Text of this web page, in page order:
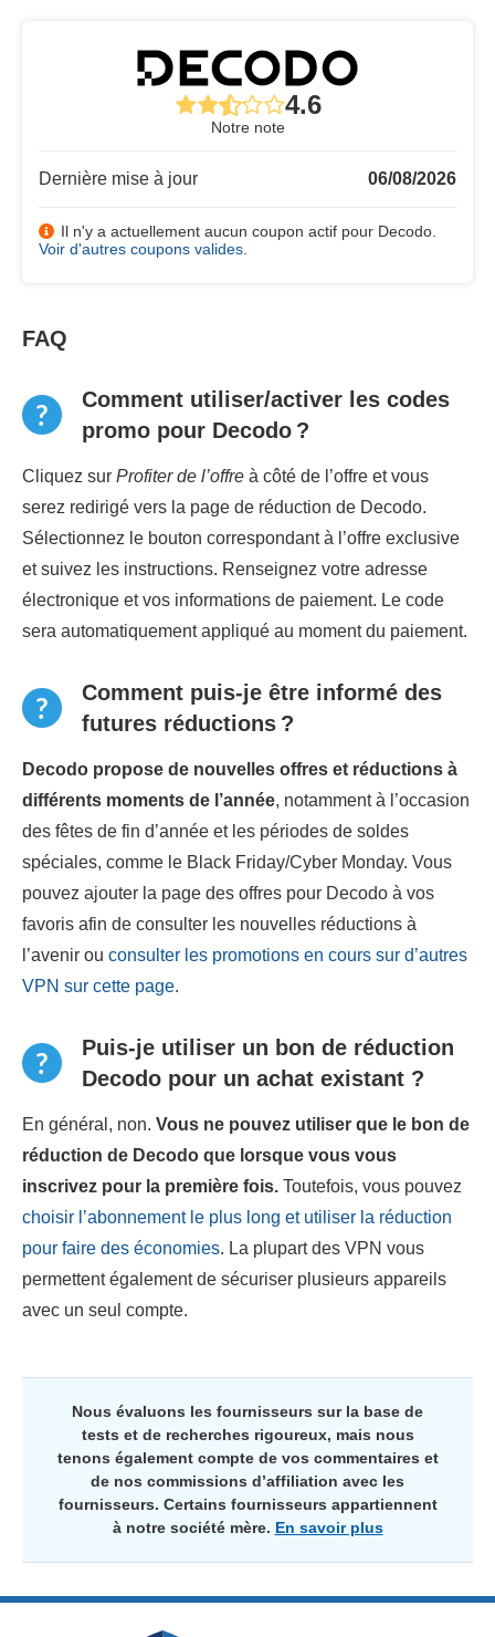
4.6
Notre note
Dernière mise à jour 06/08/2026
Il n'y a actuellement aucun coupon actif pour Decodo.
Voir d'autres coupons valides
FAQ
Comment utiliser/activer les codes
promo pour Decodo ?
Cliquez sur Profiter de l’offre à côté de l’offre et vous
serez redirigé vers la page de réduction de Decodo.
Sélectionnez le bouton correspondant à l’offre exclusive
et suivez les instructions. Renseignez votre adresse
électronique et vos informations de paiement. Le code
sera automatiquement appliqué au moment du paiement.
Comment puis-je être informé des
futures réductions ?
Decodo propose de nouvelles offres et réductions à
différents moments de l’année, notamment à l’occasion
des fêtes de fin d’année et les périodes de soldes
spéciales, comme le Black Friday/Cyber Monday. Vous
pouvez ajouter la page des offres pour Decodo à vos
favoris afin de consulter les nouvelles réductions à
l’avenir ou consulter les promotions en cours sur d’autres
VPN sur cette page.
Puis-je utiliser un bon de réduction
Decodo pour un achat existant ?
En général, non. Vous ne pouvez utiliser que le bon de
réduction de Decodo que lorsque vous vous
inscrivez pour la première fois. Toutefois, vous pouvez
choisir l’abonnement le plus long et utiliser la réduction
pour faire des économies. La plupart des VPN vous
permettent également de sécuriser plusieurs appareils
avec un seul compte.
Nous évaluons les fournisseurs sur la base de
tests et de recherches rigoureux, mais nous
tenons également compte de vos commentaires et
de nos commissions d’affiliation avec les
fournisseurs. Certains fournisseurs appartiennent
à notre société mère. En savoir plus